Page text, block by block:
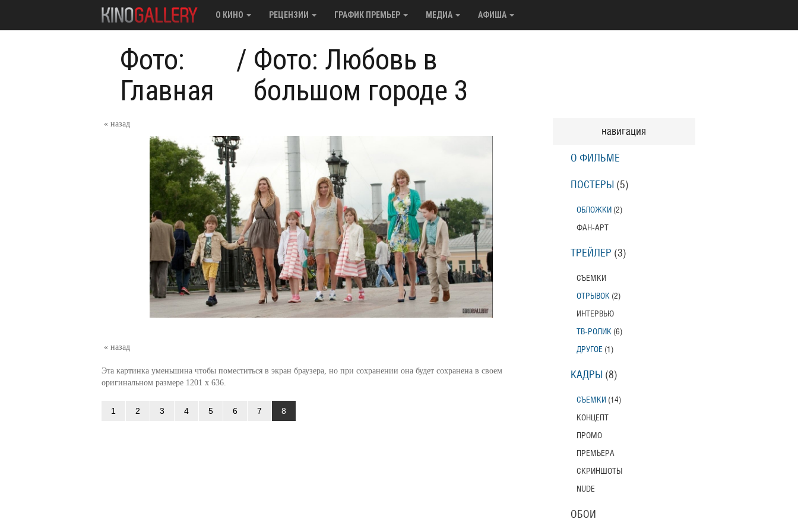
О КИНО РЕЦЕНЗИИ ГРАФИК ПРЕМЬЕР МЕДИА АФИША
Фото:
Главная
/ Фото: Любовь в
большом городе 3
« назад
« назад
Эта картинка уменьшина чтобы поместиться в экран браузера, но при сохранении она будет сохранена в своем
оригинальном размере 1201 x 636.
1 2 3 4 5 6 7 8
навигация
О ФИЛЬМЕ
ПОСТЕРЫ (5)
ОБЛОЖКИ (2)
ФАН-АРТ
ТРЕЙЛЕР (3)
СЪЕМКИ
ОТРЫВОК (2)
ИНТЕРВЬЮ
ТВ-РОЛИК (6)
ДРУГОЕ (1)
КАДРЫ (8)
СЪЕМКИ (14)
КОНЦЕПТ
ПРОМО
ПРЕМЬЕРА
СКРИНШОТЫ
NUDE
ОБОИ